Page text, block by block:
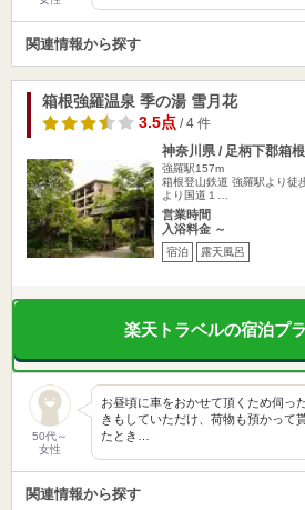
関連情報から探す
箱根強羅温泉 季の湯 雪月花
3.5点/ 4 件
神奈川県 / 足柄下郡箱
強羅駅157m
箱根登山鉄道 強羅駅より徒
より国道１…
営業時間
入浴料金 ～
宿泊 露天風呂
楽天トラベルの宿泊プ
50代～
女性
お昼頃に車をおかせて頂くため伺っ
きもしていただけ、荷物も預かって
たとき…
関連情報から探す